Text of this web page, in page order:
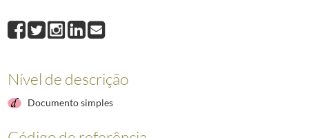
000136Minuta de telegrama do Presidente da República, Jorge Sampaio,
000137Carta manuscrita do Bispo de Setúbal, D. Gilbeto Délio Gonçalves
000139
Minuta de telegrama do Presidente da República, Jorge Sampaio
(...)
Nível de descrição
Documento simples